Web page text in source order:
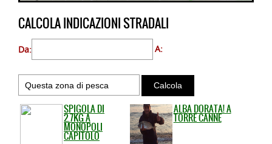
CALCOLA INDICAZIONI STRADALI
Da: A:
SPIGOLA DI
2.7KG A
MONOPOLI
CAPITOLO
ALBA DORATA! A
TORRE CANNE